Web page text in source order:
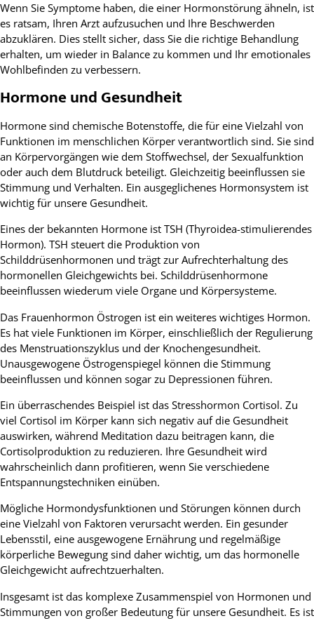
Wenn Sie Symptome haben, die einer Hormonstörung ähneln, ist
es ratsam, Ihren Arzt aufzusuchen und Ihre Beschwerden
abzuklären. Dies stellt sicher, dass Sie die richtige Behandlung
erhalten, um wieder in Balance zu kommen und Ihr emotionales
Wohlbefinden zu verbessern.
Hormone und Gesundheit
Hormone sind chemische Botenstoffe, die für eine Vielzahl von
Funktionen im menschlichen Körper verantwortlich sind. Sie sind
an Körpervorgängen wie dem Stoffwechsel, der Sexualfunktion
oder auch dem Blutdruck beteiligt. Gleichzeitig beeinflussen sie
Stimmung und Verhalten. Ein ausgeglichenes Hormonsystem ist
wichtig für unsere Gesundheit.
Eines der bekannten Hormone ist TSH (Thyroidea-stimulierendes
Hormon). TSH steuert die Produktion von
Schilddrüsenhormonen und trägt zur Aufrechterhaltung des
hormonellen Gleichgewichts bei. Schilddrüsenhormone
beeinflussen wiederum viele Organe und Körpersysteme.
Das Frauenhormon Östrogen ist ein weiteres wichtiges Hormon.
Es hat viele Funktionen im Körper, einschließlich der Regulierung
des Menstruationszyklus und der Knochengesundheit.
Unausgewogene Östrogenspiegel können die Stimmung
beeinflussen und können sogar zu Depressionen führen.
Ein überraschendes Beispiel ist das Stresshormon Cortisol. Zu
viel Cortisol im Körper kann sich negativ auf die Gesundheit
auswirken, während Meditation dazu beitragen kann, die
Cortisolproduktion zu reduzieren. Ihre Gesundheit wird
wahrscheinlich dann profitieren, wenn Sie verschiedene
Entspannungstechniken einüben.
Mögliche Hormondysfunktionen und Störungen können durch
eine Vielzahl von Faktoren verursacht werden. Ein gesunder
Lebensstil, eine ausgewogene Ernährung und regelmäßige
körperliche Bewegung sind daher wichtig, um das hormonelle
Gleichgewicht aufrechtzuerhalten.
Insgesamt ist das komplexe Zusammenspiel von Hormonen und
Stimmungen von großer Bedeutung für unsere Gesundheit. Es ist